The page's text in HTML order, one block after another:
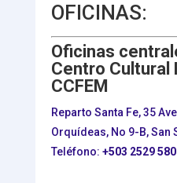
OFICINAS:
Oficinas
Centro Cultural
CCFEM
Reparto Santa Fe, 35
Orquídeas, No 9-B, San
Teléfono: +503 2529